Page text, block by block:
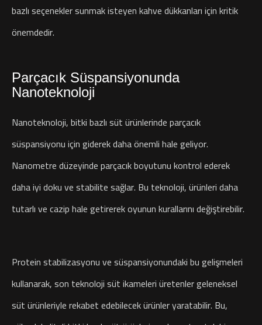
bazlı seçenekler sunmak isteyen kahve dükkanları için kritik
önemdedir.
Parçacık Süspansiyonunda
Nanoteknoloji
Nanoteknoloji, bitki bazlı süt ürünlerinde parçacık
süspansiyonu için giderek daha önemli hale geliyor.
Nanometre düzeyinde parçacık boyutunu kontrol ederek
daha iyi doku ve stabilite sağlar. Bu teknoloji, ürünleri daha
tutarlı ve cazip hale getirerek oyunun kurallarını değiştirebilir.
Protein stabilizasyonu ve süspansiyonundaki bu gelişmeleri
kullanarak, son teknoloji süt ikameleri üretenler geleneksel
süt ürünleriyle rekabet edebilecek ürünler yaratabilir. Bu,